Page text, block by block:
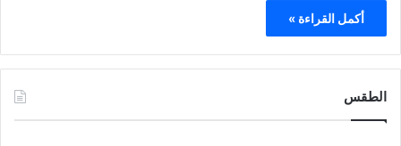
أكمل القراءة »
الطقس